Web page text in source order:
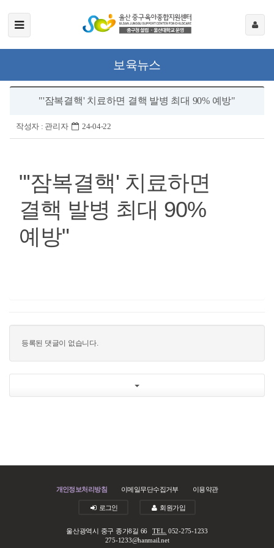
보육뉴스
"'잠복결핵' 치료하면 결핵 발병 최대 90% 예방"
작성자 : 관리자 24-04-22
"'잠복결핵' 치료하면
결핵 발병 최대 90%
예방"
등록된 댓글이 없습니다.
개인정보처리방침 이메일무단수집거부 이용약관
로그인 회원가입
울산광역시 중구 종가8길 66TEL. 052-275-1233
275-1233@hanmail.net